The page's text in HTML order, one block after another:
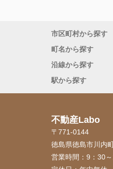
市区町村から探す
町名から探す
沿線から探す
駅から探す
不動産Labo
〒771-0144
徳島県徳島市川内
営業時間： 9：30